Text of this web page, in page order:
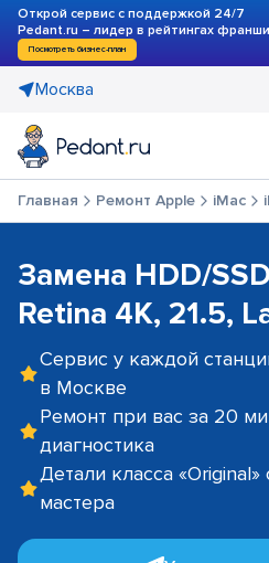
Открой сервис с поддержкой 24/7
Pedant.ru – лидер в рейтингах
Посмотреть бизнес-план
Москва
Главная Ремонт Apple iMac
Замена HDD/
Retina 4K, 21.5,
Сервис у каждой
в Москве
Ремонт при вас за 20
диагностика
Детали класса
мастера